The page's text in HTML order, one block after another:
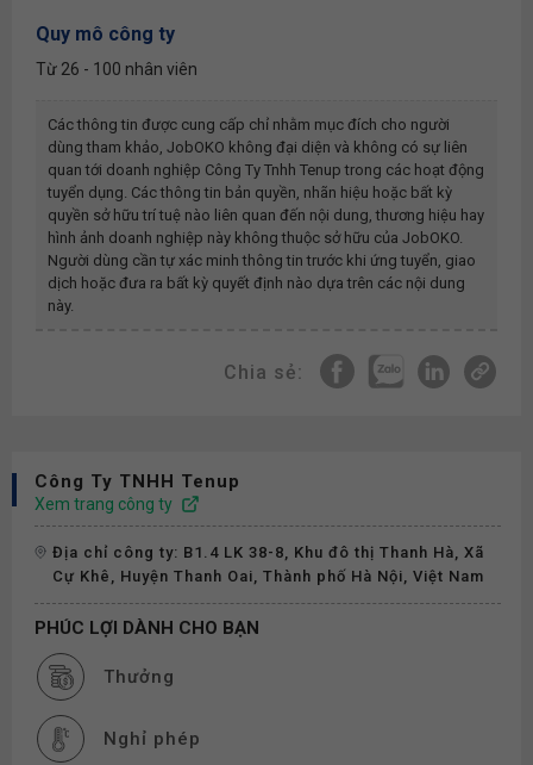
Quy mô công ty
Từ 26 - 100 nhân viên
Các thông tin được cung cấp chỉ nhằm mục đích cho người
dùng tham khảo, JobOKO không đại diện và không có sự liên
quan tới doanh nghiệp Công Ty Tnhh Tenup trong các hoạt động
tuyển dụng. Các thông tin bản quyền, nhãn hiệu hoặc bất kỳ
quyền sở hữu trí tuệ nào liên quan đến nội dung, thương hiệu hay
hình ảnh doanh nghiệp này không thuộc sở hữu của JobOKO.
Người dùng cần tự xác minh thông tin trước khi ứng tuyển, giao
dịch hoặc đưa ra bất kỳ quyết định nào dựa trên các nội dung
này.
Chia sẻ:
Công Ty TNHH Tenup
Xem trang công ty
Địa chỉ công ty: B1.4 LK 38-8, Khu đô thị Thanh Hà, Xã
Cự Khê, Huyện Thanh Oai, Thành phố Hà Nội, Việt Nam
PHÚC LỢI DÀNH CHO BẠN
Thưởng
Nghỉ phép